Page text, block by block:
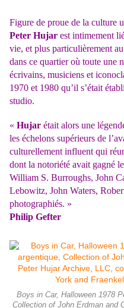
Figure de proue de la culture
Peter Hujar est intimement
vie, et plus particulièrement
dans ce quartier où toute une
écrivains, musiciens et
1970 et 1980 qu’il s’était
studio.
« Hujar était alors une
les échelons supérieurs de
culturellement influent qui
dont la notoriété avait gagné
William S. Burroughs, John
Lebowitz, John Waters,
photographiés. »
Philip Gefter
Boys in Car, Halloween 1978
Collection of John Erdman and